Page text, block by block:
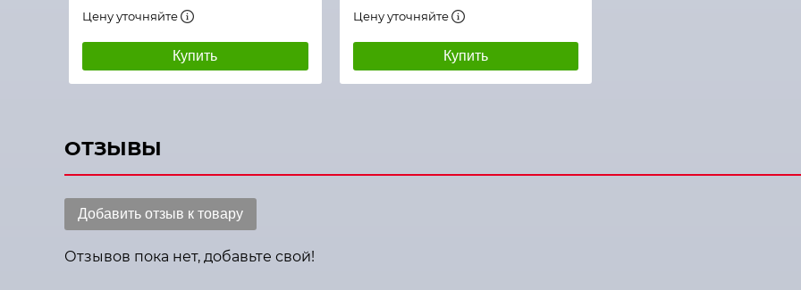
Цену уточняйте
Купить
Цену уточняйте
Купить
ОТЗЫВЫ
Добавить отзыв к товару
Отзывов пока нет, добавьте свой!